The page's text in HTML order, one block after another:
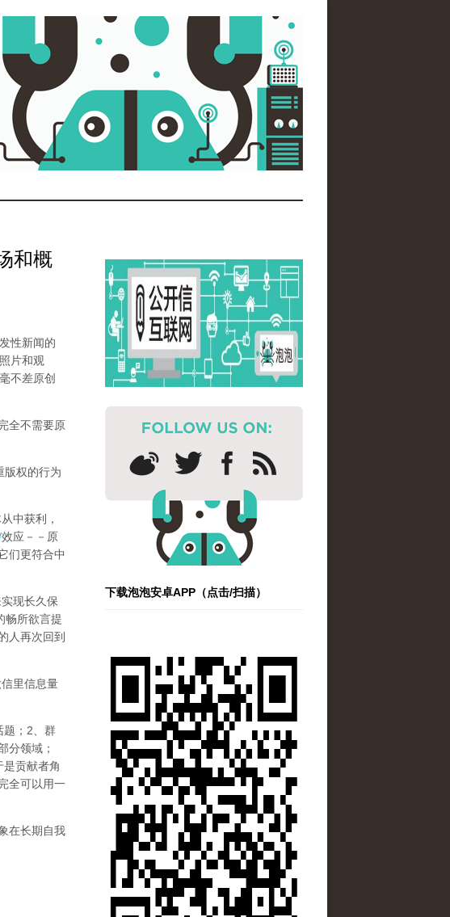
和概
性新闻的
片和观
不差原创
全不需要原
版权的行为
中获利，
效应－－原
们更符合中
现长久保
畅所欲言提
人再次回到
里信息量
题；2、群
分领域；
贡献者角
全可以用一
在长期自我
下载泡泡安卓APP（点击/扫描）